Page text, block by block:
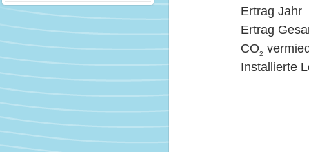
Ertrag Jahr
Ertrag
CO2
Installierte